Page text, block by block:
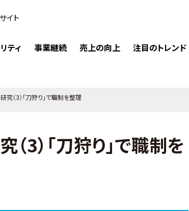
イト
ティ 事業継続 売上の向上 注目のトレンド
（3）「刀狩り」で職制を整理
3）「刀狩り」で職制を